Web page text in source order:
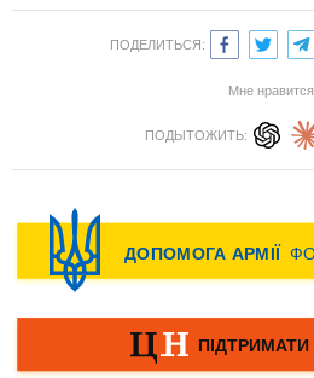
ПОДЕЛИТЬСЯ:
Мне нравится
ПОДЫТОЖИТЬ: